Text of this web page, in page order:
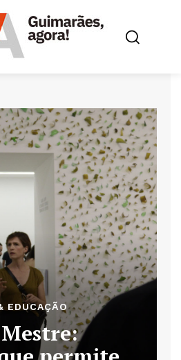
EDUCAÇÃO